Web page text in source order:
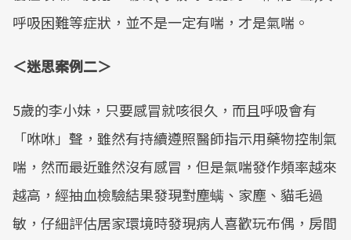
呼吸困難等症狀，並不是一定有喘，才是氣喘。
＜迷思案例二＞
5歲的李小妹，只要感冒就咳很久，而且呼吸會有
「咻咻」聲，雖然有持續遵照醫師指示用藥物控制氣
喘，然而最近雖然沒有感冒，但是氣喘發作頻率越來
越高，經抽血檢驗結果發現對塵螨、家塵、貓毛過
敏，仔細評估居家環境時發現病人喜歡玩布偶，房間